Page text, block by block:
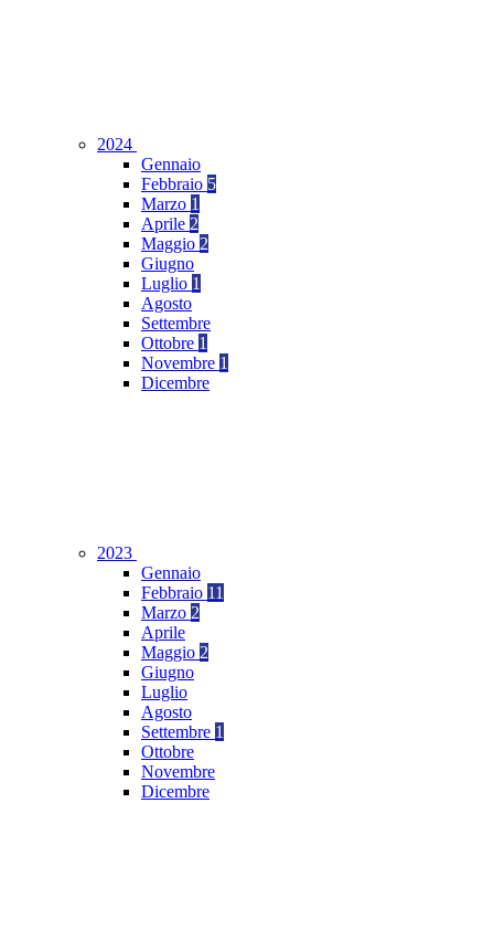
2024
Gennaio
Febbraio 5
Marzo 1
Aprile 2
Maggio 2
Giugno
Luglio 1
Agosto
Settembre
Ottobre 1
Novembre 1
Dicembre
2023
Gennaio
Febbraio 11
Marzo 2
Aprile
Maggio 2
Giugno
Luglio
Agosto
Settembre 1
Ottobre
Novembre
Dicembre